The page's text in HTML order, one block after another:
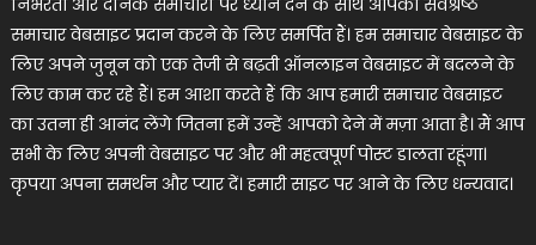
समाचार वेबसाइट प्रदान करने के लिए समर्पित हैं। हम समाचार वेबसाइट के
लिए अपने जुनून को एक तेजी से बढ़ती ऑनलाइन वेबसाइट में बदलने के
लिए काम कर रहे हैं। हम आशा करते हैं कि आप हमारी समाचार वेबसाइट
का उतना ही आनंद लेंगे जितना हमें उन्हें आपको देने में मज़ा आता है। मैं आप
सभी के लिए अपनी वेबसाइट पर और भी महत्वपूर्ण पोस्ट डालता रहूंगा।
कृपया अपना समर्थन और प्यार दें। हमारी साइट पर आने के लिए धन्यवाद।